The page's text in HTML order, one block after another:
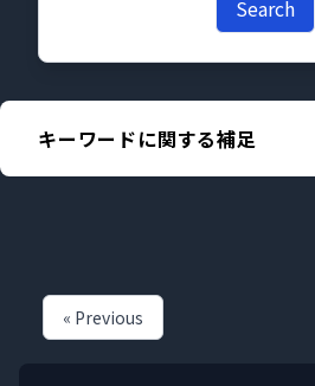
Search
キーワードに関する補足
« Previous